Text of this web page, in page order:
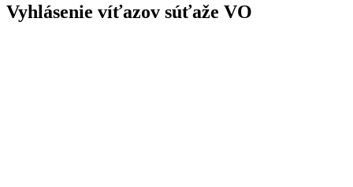
Vyhlásenie víťazov súťaže VO